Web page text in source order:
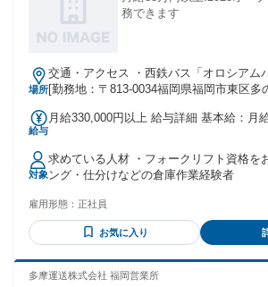
で、 今では1人でしっかりと担当できるようになりました！
同じ仕事でも前職より稼げています！！ ＊うちの会社はスタ
ッフ一人ひとりのがんばりを正当に評価します。 上
と業務をこなせるようになり、ステップ
よ！
務できます
場所
交通・アクセス ・西鉄バス「オロシアム
ター公園前」より徒歩2分 ・電車 JR福北
すぐ
[勤務地：〒813-0034福岡県福岡市東区多
給与
月給330,000円以上 給与詳細 基本給：月給 33
勤・家族手当金額：なし 全員に一律で支
金額：なし 固定残業代：あり 1ヶ月あたり7万8300円 〜（固
定残業時間：1ヶ月あたり45時間） 固定残
務時間については別途残業代を支給する
対象
求めている人材 ・フォークリフト資格を
ング・仕分けなどの倉庫作業経験者
雇用形態： 正社員
お気に入り
多摩運送株式会社 福岡営業所